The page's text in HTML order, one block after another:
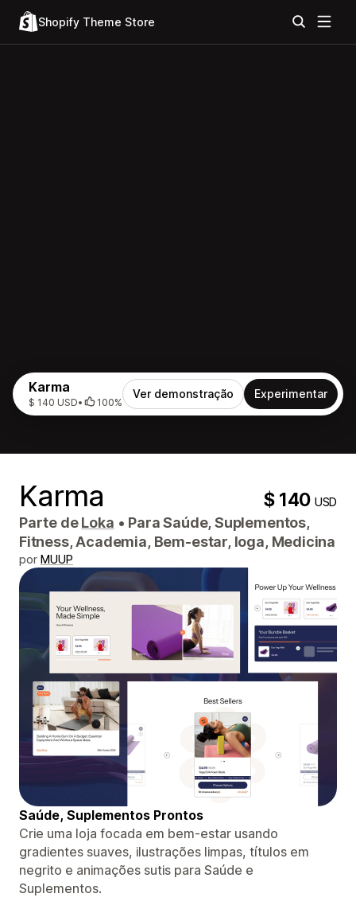
Shopify Theme Store
Karma
$ 140 USD• 100%
Ver demonstração Experimentar
Karma $ 140USD
Parte deLoka • Para Saúde, Suplementos,
Fitness, Academia, Bem-estar, Ioga, Medicina
por MUUP
Saúde, Suplementos Prontos
Crie uma loja focada em bem-estar usando
gradientes suaves, ilustrações limpas, títulos em
negrito e animações sutis para Saúde e
Suplementos.